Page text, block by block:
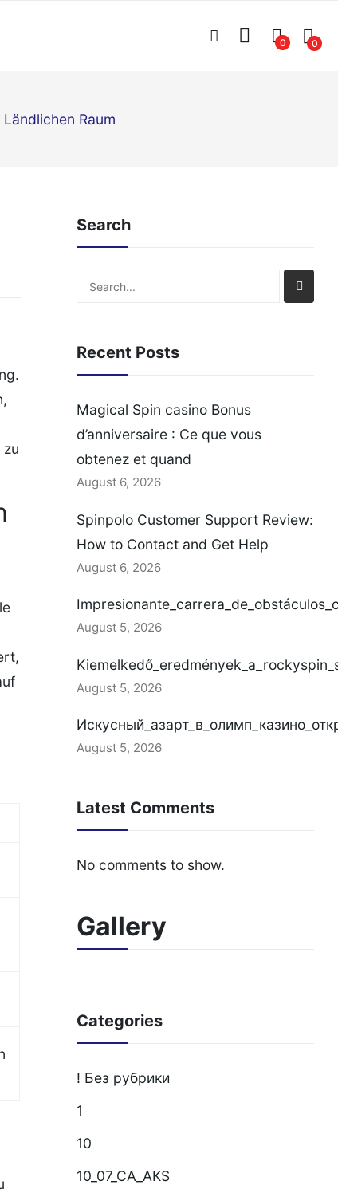
0 0
Raum
Search
Search
Recent Posts
Magical Spin casino Bonus
d’anniversaire : Ce que vous
obtenez et quand
August 6, 2026
Spinpolo Customer Support Review:
How to Contact and Get Help
August 6, 2026
August 5, 2026
August 5, 2026
August 5, 2026
Latest Comments
No comments to show.
Gallery
Categories
! Без рубрики
1
10
10_07_CA_AKS